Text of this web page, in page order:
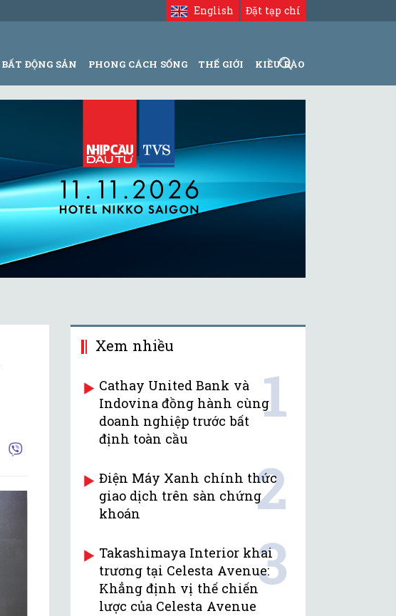
Đặt tạp chí
English
BẤT ĐỘNG SẢN PHONG CÁCH SỐNG THẾ GIỚI KIỀU BÀO
Xem nhiều
Cathay United Bank và
Indovina đồng hành cùng
doanh nghiệp trước bất
định toàn cầu
1
Điện Máy Xanh chính thức
giao dịch trên sàn chứng
khoán
2
Takashimaya Interior khai
trương tại Celesta Avenue:
Khẳng định vị thế chiến
lược của Celesta Avenue
3